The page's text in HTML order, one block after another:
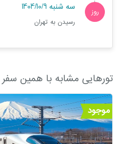
روز
سه شنبه 1404/10/9
رسیدن به تهران
تورهایی مشابه با همین سفر
موجود